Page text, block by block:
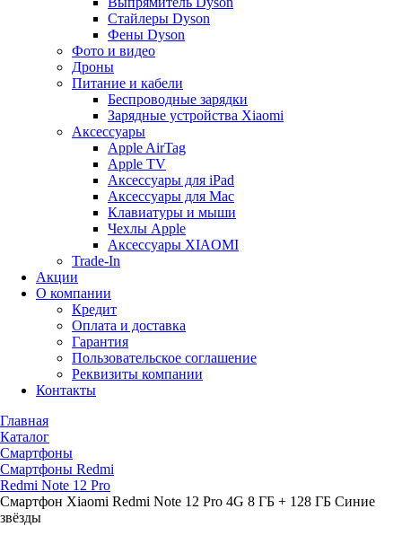
Стайлеры Dyson
Фены Dyson
Фото и видео
Дроны
Питание и кабели
Беспроводные зарядки
Зарядные устройства Xiaomi
Аксессуары
Apple AirTag
Apple TV
Аксессуары для iPad
Аксессуары для Mac
Клавиатуры и мыши
Чехлы Apple
Аксессуары XIAOMI
Trade-In
Акции
О компании
Кредит
Оплата и доставка
Гарантия
Пользовательское соглашение
Реквизиты компании
Контакты
Главная
Каталог
Смартфоны
Смартфоны Redmi
Redmi Note 12 Pro
Смартфон Xiaomi Redmi Note 12 Pro 4G 8 ГБ + 128 ГБ Синие
звёзды